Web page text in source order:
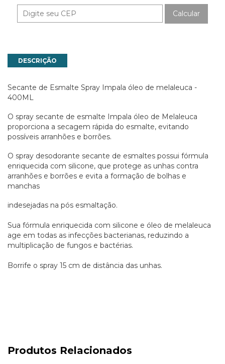
Calcular
DESCRIÇÃO
Secante de Esmalte Spray Impala óleo de melaleuca -
400ML
O spray secante de esmalte Impala óleo de Melaleuca
proporciona a secagem rápida do esmalte, evitando
possíveis arranhões e borrões.
O spray desodorante secante de esmaltes possui fórmula
enriquecida com silicone, que protege as unhas contra
arranhões e borrões e evita a formação de bolhas e
manchas
indesejadas na pós esmaltação.
Sua fórmula enriquecida com silicone e óleo de melaleuca
age em todas as infecções bacterianas, reduzindo a
multiplicação de fungos e bactérias.
Borrife o spray 15 cm de distância das unhas.
Produtos Relacionados